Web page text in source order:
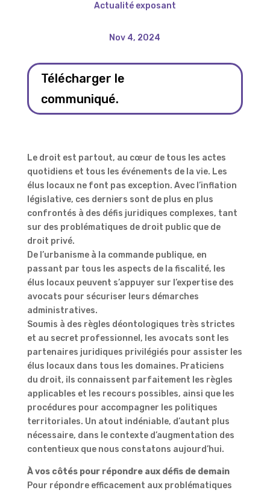
Actualité exposant
Nov 4, 2024
Télécharger le
communiqué.
Le droit est partout, au cœur de tous les actes
quotidiens et tous les événements de la vie. Les
élus locaux ne font pas exception. Avec l’inflation
législative, ces derniers sont de plus en plus
confrontés à des défis juridiques complexes, tant
sur des problématiques de droit public que de
droit privé.
De l’urbanisme à la commande publique, en
passant par tous les aspects de la fiscalité, les
élus locaux peuvent s’appuyer sur l’expertise des
avocats pour sécuriser leurs démarches
administratives.
Soumis à des règles déontologiques très strictes
et au secret professionnel, les avocats sont les
partenaires juridiques privilégiés pour assister les
élus locaux dans tous les domaines. Praticiens
du droit, ils connaissent parfaitement les règles
applicables et les recours possibles, ainsi que les
procédures pour accompagner les politiques
territoriales. Un atout indéniable, d’autant plus
nécessaire, dans le contexte d’augmentation des
contentieux que nous constatons aujourd’hui.
À vos côtés pour répondre aux défis de demain
Pour répondre efficacement aux problématiques